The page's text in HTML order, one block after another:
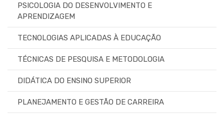
PSICOLOGIA DO DESENVOLVIMENTO E
APRENDIZAGEM
TECNOLOGIAS APLICADAS À EDUCAÇÃO
TÉCNICAS DE PESQUISA E METODOLOGIA
DIDÁTICA DO ENSINO SUPERIOR
PLANEJAMENTO E GESTÃO DE CARREIRA